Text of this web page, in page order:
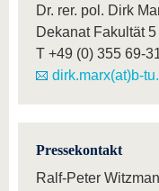
Dr. rer. pol. Dirk
Dekanat Fakultät 5
T +49 (0) 355 69-
dirk.marx(at)b-
Pressekontakt
Ralf-Peter